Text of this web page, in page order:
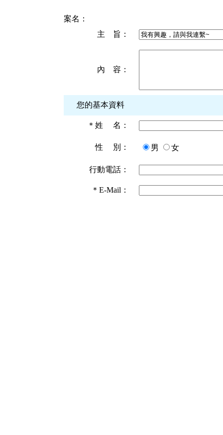
案名：
主 旨：
內 容：
您的基本資料
＊ 姓 名：
性 別： 男 女
行動電話：
＊ E-Mail：